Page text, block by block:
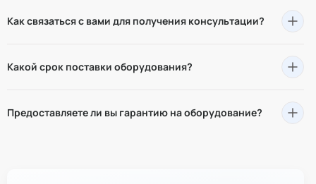
Как связаться с вами для получения консультации?
или оставить заявку на сайте. Наши специалисты свяжутся
Какой срок поставки оборудования?
оборудования. В среднем срок составляет от 3 до 12
Предоставляете ли вы гарантию на оборудование?